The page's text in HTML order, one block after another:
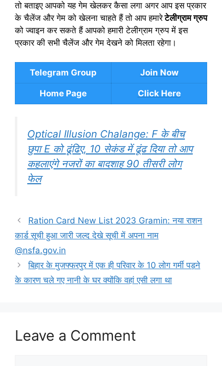
तो बताइए आपको यह गेम खेलकर कैसा लगा अगर आप इस प्रकार
के चैलेंज और गेम को खेलना चाहते हैं तो आप हमारेटेलीग्राम ग्रुप
को ज्वाइन कर सकते हैं आपको हमारी टेलीग्राम ग्रुप में इस
प्रकार की सभी चैलेंज और गेम देखने को मिलता रहेगा।
Telegram Group Join Now
Home Page Click Here
Optical Illusion Chalange: F के बीच
छुपा E को ढूंढिए, 10 सेकंड में ढूंढ दिया तो आप
कहलाएंगे नजरों का बादशाह 90 तीसरी लोग
फेल
Ration Card New List 2023 Gramin: नया राशन
कार्ड सूची हुआ जारी जल्द देखे सूची में अपना नाम
@nsfa.gov.in
बिहार के मुजफ्फरपुर में एक ही परिवार के 10 लोग गर्मी पड़ने
के कारण चले गए नानी के घर क्योंकि वहां एसी लगा था
Leave a Comment